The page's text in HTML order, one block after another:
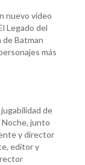
nuevo video
Legado del
de Batman
más
de
Noche, junto
y director
editor y